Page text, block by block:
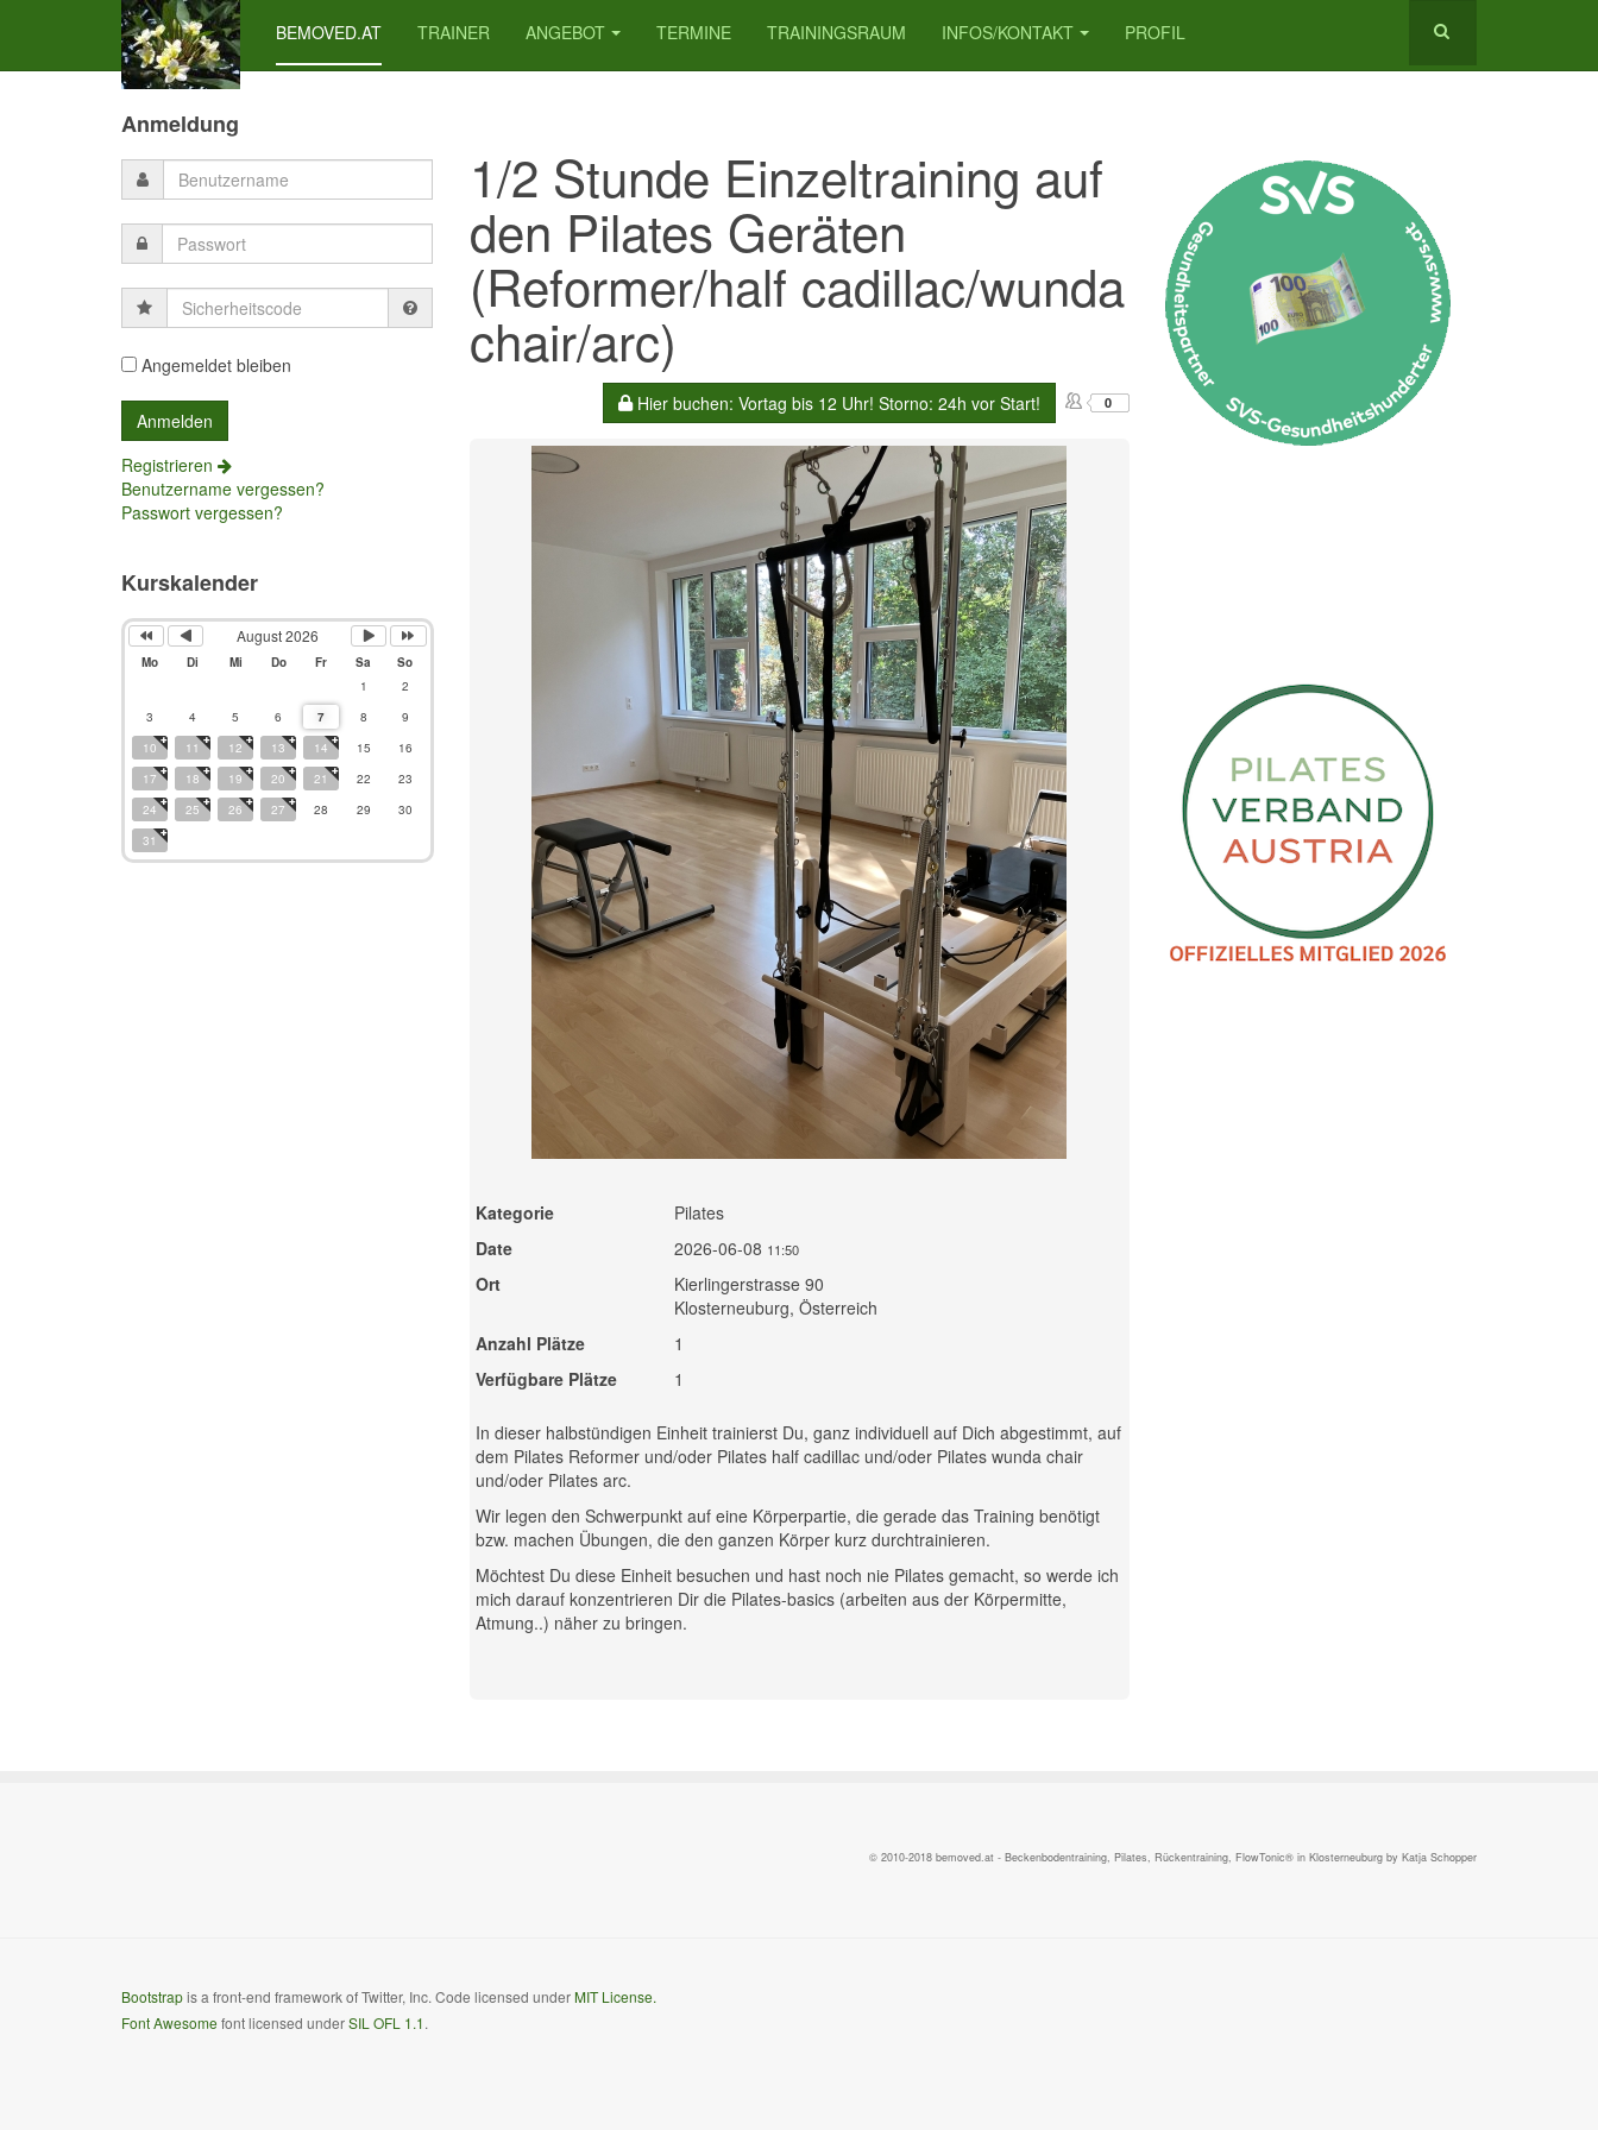
BEMOVED.AT TRAINER ANGEBOT TERMINE TRAININGSRAUM INFOS/KONTAKT PROFIL
1/2 Stunde Einzeltraining auf
den Pilates Geräten
(Reformer/half cadillac/wunda
chair/arc)
Hier buchen: Vortag bis 12 Uhr! Storno: 24h vor Start! 0
Kategorie
Pilates
Date
2026-06-08 11:50
Ort
Kierlingerstrasse 90
Klosterneuburg, Österreich
Anzahl Plätze
1
Verfügbare Plätze
1
In dieser halbstündigen Einheit trainierst Du, ganz individuell auf Dich abgestimmt, auf
dem Pilates Reformer und/oder Pilates half cadillac und/oder Pilates wunda chair
und/oder Pilates arc.
Wir legen den Schwerpunkt auf eine Körperpartie, die gerade das Training benötigt
bzw. machen Übungen, die den ganzen Körper kurz durchtrainieren.
Möchtest Du diese Einheit besuchen und hast noch nie Pilates gemacht, so werde ich
mich darauf konzentrieren Dir die Pilates-basics (arbeiten aus der Körpermitte,
Atmung..) näher zu bringen.
Anmeldung
Sicherheitscode
Angemeldet bleiben
Registrieren
Benutzername vergessen?
Passwort vergessen?
Kurskalender
PreviousPrevious
August 2026
Mo Di Mi Do Fr Sa
So
1
2
3
4 5 6 7 8
9
10
11 12 13 14 15
16
17
18 19 20 21 22
23
24
25 26 27 28 29
30
31
© 2010-2018 bemoved.at - Beckenbodentraining, Pilates, Rückentraining, FlowTonic® in Klosterneuburg by Katja Schopper
Bootstrapis a front-end framework of Twitter, Inc. Code licensed underMIT License.
Font Awesome font licensed underSIL OFL 1.1.